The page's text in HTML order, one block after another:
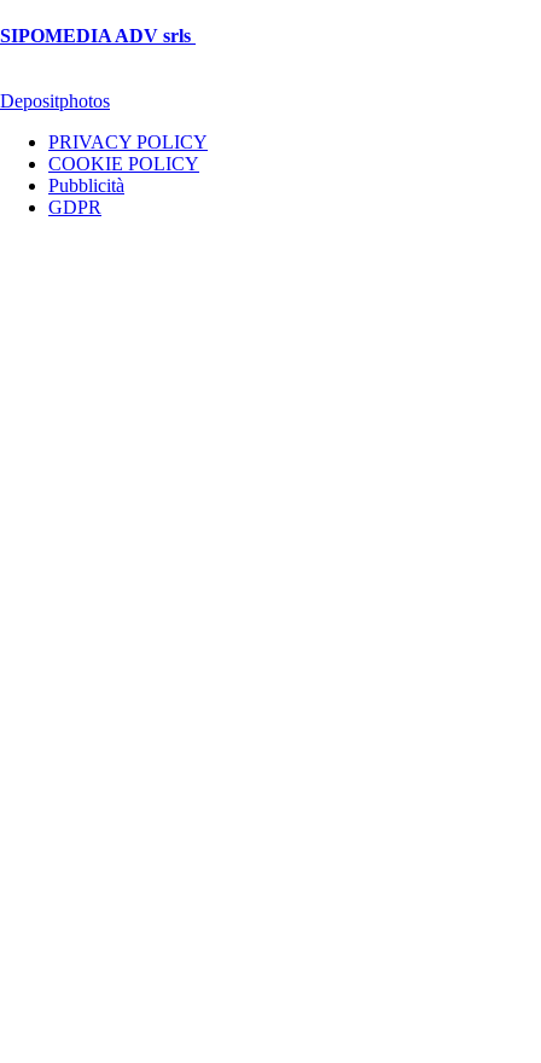
SIPOMEDIA ADV srls
Depositphotos
PRIVACY POLICY
COOKIE POLICY
Pubblicità
GDPR